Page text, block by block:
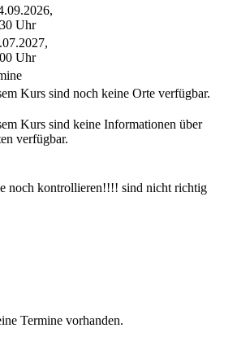
Uhr
Uhr
Kurs sind noch keine Orte verfügbar.
Kurs sind keine Informationen über
verfügbar.
noch kontrollieren!!!! sind nicht richtig
Termine vorhanden.